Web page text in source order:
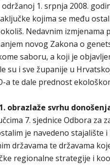
održanoj 1. srpnja 2008.
kojima se među
Nedavnim
novog Zakona o
saboru, a koji je
su i sve županije u
a te dale prednost
obrazlaže svrhu
7. sjednice Odbora za
je navedeno stajalište
državama te državama
regionalne strategije i